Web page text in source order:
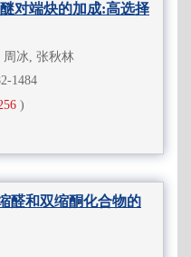
对端炔的加成:高选择
周冰, 张秋林
1484
)
醛和双缩酮化合物的